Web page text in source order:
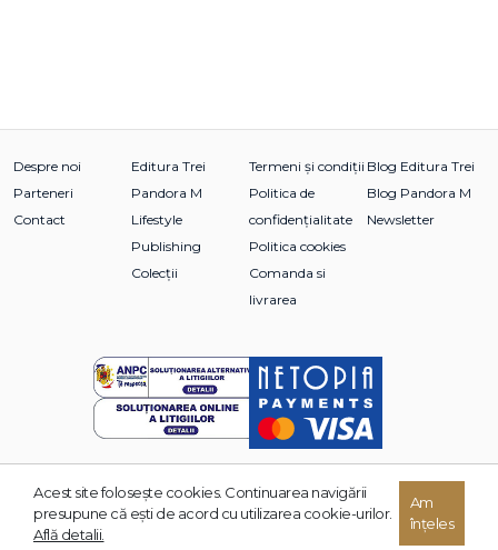
Despre noi
Parteneri
Contact
Editura Trei
Pandora M
Lifestyle
Publishing
Colecții
Termeni și condiții
Politica de
confidențialitate
Politica cookies
Comanda si
livrarea
Blog Editura Trei
Blog Pandora M
Newsletter
© 2026 Grupul Editorial TREI. Toate drepturile rezervate.
Acest site foloseşte cookies. Continuarea navigării
presupune că eşti de acord cu utilizarea cookie-urilor.
Află detalii.
Am
înțeles